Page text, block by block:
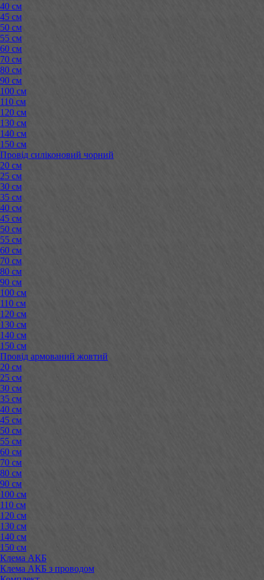
40 см
45 см
50 см
55 см
60 см
70 см
80 см
90 см
100 см
110 см
120 см
130 см
140 см
150 см
Провід силіконовий чорний
20 см
25 см
30 см
35 см
40 см
45 см
50 см
55 см
60 см
70 см
80 см
90 см
100 см
110 см
120 см
130 см
140 см
150 см
Провід армований жовтий
20 см
25 см
30 см
35 см
40 см
45 см
50 см
55 см
60 см
70 см
80 см
90 см
100 см
110 см
120 см
130 см
140 см
150 см
Клема АКБ
Клема АКБ з проводом